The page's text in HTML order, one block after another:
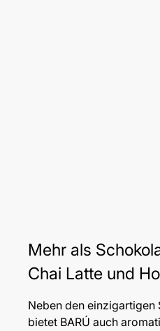
Mehr als
Chai Latte und
Neben den
bietet BARÚ auch